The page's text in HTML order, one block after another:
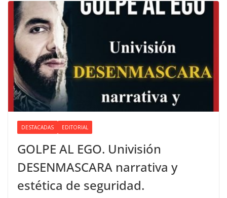
DESTACADAS EDITORIAL
GOLPE AL EGO. Univisión
DESENMASCARA narrativa y
estética de seguridad.